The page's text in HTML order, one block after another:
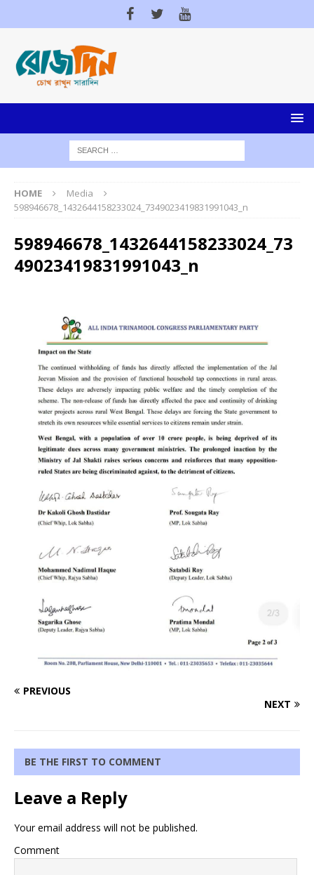
HOME
Media
598946678_1432644158233024_7349023419831991043_n
598946678_1432644158233024_73
49023419831991043_n
PREVIOUS
NEXT
BE THE FIRST TO COMMENT
Leave a Reply
Your email address will not be published.
Comment